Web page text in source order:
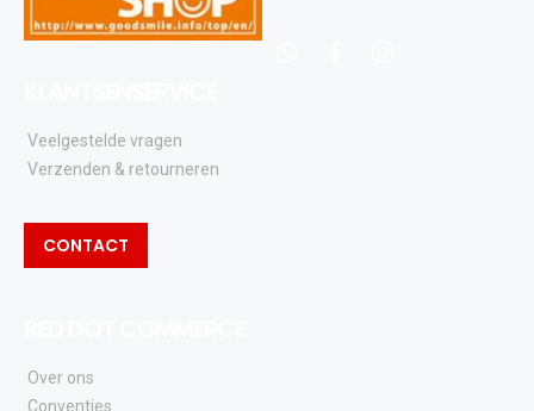
Veelgestelde vragen
Verzenden & retourneren
CONTACT
Over ons
Conventies